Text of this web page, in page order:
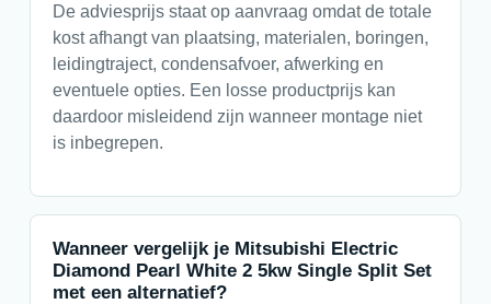
De adviesprijs staat op aanvraag omdat de totale
kost afhangt van plaatsing, materialen, boringen,
leidingtraject, condensafvoer, afwerking en
eventuele opties. Een losse productprijs kan
daardoor misleidend zijn wanneer montage niet
is inbegrepen.
Wanneer vergelijk je Mitsubishi Electric
Diamond Pearl White 2 5kw Single Split Set
met een alternatief?